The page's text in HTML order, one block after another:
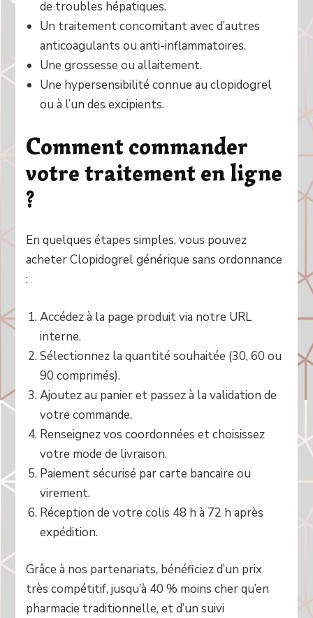
de troubles hépatiques.
Un traitement concomitant avec d’autres
anticoagulants ou anti-inflammatoires.
Une grossesse ou allaitement.
Une hypersensibilité connue au clopidogrel
ou à l’un des excipients.
Comment commander
votre traitement en ligne
?
En quelques étapes simples, vous pouvez
acheter Clopidogrel générique sans ordonnance
:
Accédez à la page produit via notre URL
interne.
Sélectionnez la quantité souhaitée (30, 60 ou
90 comprimés).
Ajoutez au panier et passez à la validation de
votre commande.
Renseignez vos coordonnées et choisissez
votre mode de livraison.
Paiement sécurisé par carte bancaire ou
virement.
Réception de votre colis 48 h à 72 h après
expédition.
Grâce à nos partenariats, bénéficiez d’un prix
très compétitif, jusqu’à 40 % moins cher qu’en
pharmacie traditionnelle, et d’un suivi